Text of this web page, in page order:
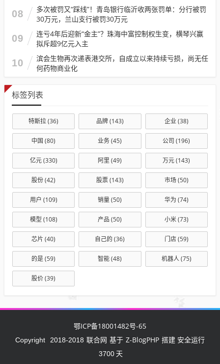
08
多次被罚又“踩线”！青岛银行临沂收两张罚单：分行被罚
30万元，兰山支行被罚30万元
09
连亏4年后迎新“金主”？珠海中富控制权生变，横琴兴赢
拟斥超9亿元入主
10
滨会生物再次递表港交所，自成立以来持续亏损，尚无任
何药物商业化
标签列表
特斯拉(36) 品牌(143) 企业(38)
中国 (80) 业务(45) 公司 (196)
亿元(330) 阿里 (49) 万元(143)
股份(42) 股票(143) 市场(50)
用户 (109) 销量(50) 华为 (74)
模型 (108) 产品 (50) 小米(73)
芯片 (40) 自己的 (36) 门店(59)
的是(59) 智能(48) 机器人(75)
股价(39)
鄂ICP备18001482号-65
Copyright 2018-2018 联合网 基于 Z-BlogPHP 搭建 安全运行
3700 天